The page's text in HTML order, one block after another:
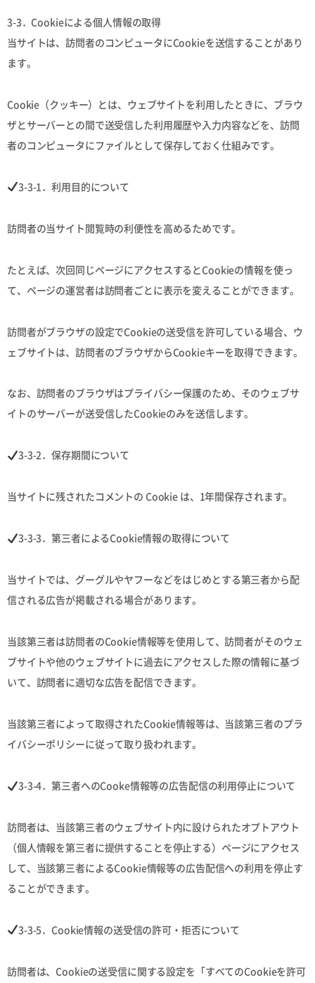
3-3．Cookieによる個人情報の取得
当サイトは、訪問者のコンピュータにCookieを送信することがあり
ます。
Cookie（クッキー）とは、ウェブサイトを利用したときに、ブラウ
ザとサーバーとの間で送受信した利用履歴や入力内容などを、訪問
者のコンピュータにファイルとして保存しておく仕組みです。
3-3-1．利用目的について
訪問者の当サイト閲覧時の利便性を高めるためです。
たとえば、次回同じページにアクセスするとCookieの情報を使っ
て、ページの運営者は訪問者ごとに表示を変えることができます。
訪問者がブラウザの設定でCookieの送受信を許可している場合、ウ
ェブサイトは、訪問者のブラウザからCookieキーを取得できます。
なお、訪問者のブラウザはプライバシー保護のため、そのウェブサ
イトのサーバーが送受信したCookieのみを送信します。
3-3-2．保存期間について
当サイトに残されたコメントの Cookie は、1年間保存されます。
3-3-3．第三者によるCookie情報の取得について
当サイトでは、グーグルやヤフーなどをはじめとする第三者から配
信される広告が掲載される場合があります。
当該第三者は訪問者のCookie情報等を使用して、訪問者がそのウェ
ブサイトや他のウェブサイトに過去にアクセスした際の情報に基づ
いて、訪問者に適切な広告を配信できます。
当該第三者によって取得されたCookie情報等は、当該第三者のプラ
イバシーポリシーに従って取り扱われます。
3-3-4．第三者へのCooke情報等の広告配信の利用停止について
訪問者は、当該第三者のウェブサイト内に設けられたオプトアウト
（個人情報を第三者に提供することを停止する）ページにアクセス
して、当該第三者によるCookie情報等の広告配信への利用を停止す
ることができます。
3-3-5．Cookie情報の送受信の許可・拒否について
訪問者は、Cookieの送受信に関する設定を「すべてのCookieを許可